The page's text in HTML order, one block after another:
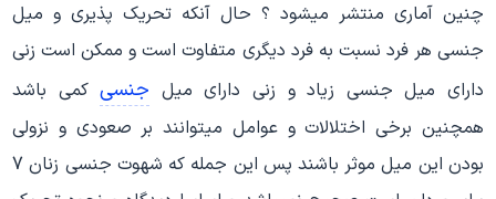
چنین آماری منتشر میشود ؟ حال آنکه تحریک پذیری و میل
جنسی هر فرد نسبت به فرد دیگری متفاوت است و ممکن است زنی
دارای میل جنسی زیاد و زنی دارای میل جنسیکمی باشد
همچنین برخی اختلالات و عوامل میتوانند بر صعودی و نزولی
بودن این میل موثر باشند پس این جمله که شهوت جنسی زنان 7